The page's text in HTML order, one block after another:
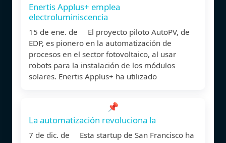
Enertis Applus+ emplea
electroluminiscencia
15 de ene. de El proyecto piloto AutoPV, de
EDP, es pionero en la automatización de
procesos en el sector fotovoltaico, al usar
robots para la instalación de los módulos
solares. Enertis Applus+ ha utilizado
📌
La automatización revoluciona la
7 de dic. de Esta startup de San Francisco ha